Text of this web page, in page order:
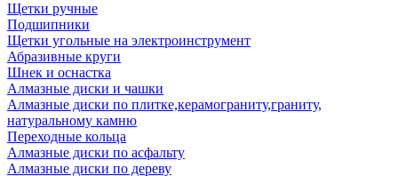
Щетки ручные
Подшипники
Щетки угольные на электроинструмент
Абразивные круги
Шнек и оснастка
Алмазные диски и чашки
Алмазные диски по плитке,керамограниту,граниту,
натуральному камню
Переходные кольца
Алмазные диски по асфальту
Алмазные диски по дереву